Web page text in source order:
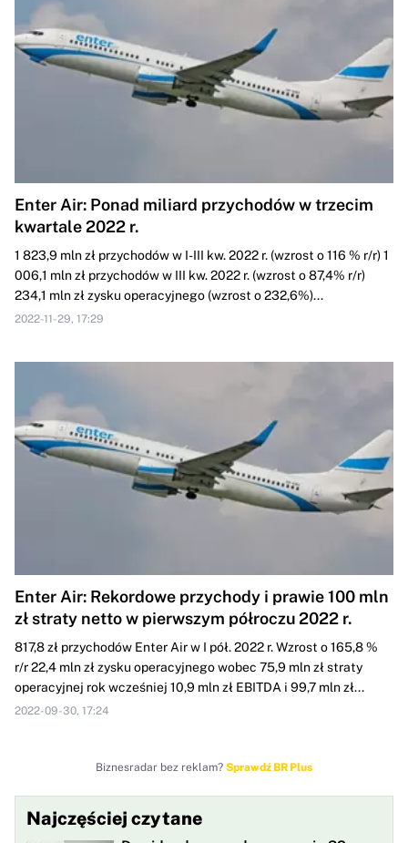
Enter Air: Ponad miliard przychodów w trzecim
kwartale 2022 r.
1 823,9 mln zł przychodów w I-III kw. 2022 r. (wzrost o 116 % r/r) 1
006,1 mln zł przychodów w III kw. 2022 r. (wzrost o 87,4% r/r)
234,1 mln zł zysku operacyjnego (wzrost o 232,6%)...
2022-11-29, 17:29
Enter Air: Rekordowe przychody i prawie 100 mln
zł straty netto w pierwszym półroczu 2022 r.
817,8 zł przychodów Enter Air w I pół. 2022 r. Wzrost o 165,8 %
r/r 22,4 mln zł zysku operacyjnego wobec 75,9 mln zł straty
operacyjnej rok wcześniej 10,9 mln zł EBITDA i 99,7 mln zł...
2022-09-30, 17:24
Biznesradar bez reklam? Sprawdź BR Plus
Najczęściej czytane